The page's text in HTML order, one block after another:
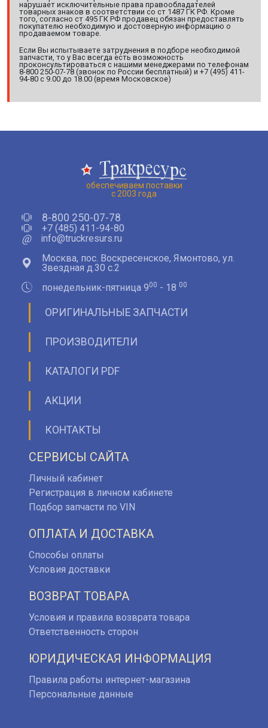
нарушает исключительные права правообладателей
товарных знаков в соответствии со ст 1487 ГК РФ. Кроме
того, согласно ст 495 ГК РФ продавец обязан предоставлять
покупателю необходимую и достоверную информацию о
продаваемом товаре.
Если Вы испытываете затруднения в подборе необходимой
запчасти, то у Вас всегда есть возможность
проконсультироваться с нашими менеджерами по телефонам
8-800 250-07-78 (звонок по России бесплатный) и +7 (495) 411-
94-80 с 9.00 до 18.00 (время Московское)
обеспечиваем поставки
с 2003 года
8-800 250-07-78
+7 (485) 411-94-80
@
info@truckresurs.ru
Москва, пос. Воскресенское, Ямонтово, ул.
Звездная д.30 с.2
понедельник-пятница 900 - 18 00
ОРИГИНАЛЬНЫЕ ЗАПЧАСТИ
ПРОИЗВОДИТЕЛИ
КАТАЛОГИ PDF
АКЦИИ
КОНТАКТЫ
СЕРВИСЫ САЙТА
Личный кабинет
Регистрация в личном кабинете
Подбор запчасти по VIN
ОПЛАТА И ДОСТАВКА
Способы оплаты
Условия доставки
ВОЗВРАТ ТОВАРА
Условия и правила возврата товара
Ответственность сторон
ЮРИДИЧЕСКАЯ ИНФОРМАЦИЯ
Правила работы интернет-магазина
Персональные данные